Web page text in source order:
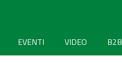
EVENTI VIDEO